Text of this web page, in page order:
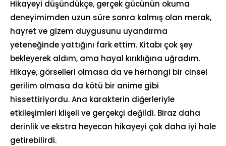
Hikayeyi düşündükçe, gerçek gücünün okuma
deneyimimden uzun süre sonra kalmış olan merak,
hayret ve gizem duygusunu uyandırma
yeteneğinde yattığını fark ettim. Kitabı çok şey
bekleyerek aldım, ama hayal kırıklığına uğradım.
Hikaye, görselleri olmasa da ve herhangi bir cinsel
gerilim olmasa da kötü bir anime gibi
hissettiriyordu. Ana karakterin diğerleriyle
etkileşimleri klişeli ve gerçekçi değildi. Biraz daha
derinlik ve ekstra heyecan hikayeyi çok daha iyi hale
getirebilirdi.